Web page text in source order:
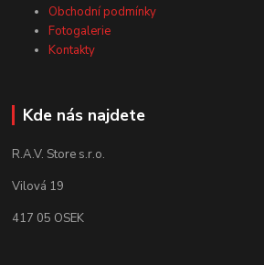
Obchodní podmínky
Fotogalerie
Kontakty
Kde nás najdete
R.A.V. Store s.r.o.
Vilová 19
417 05 OSEK